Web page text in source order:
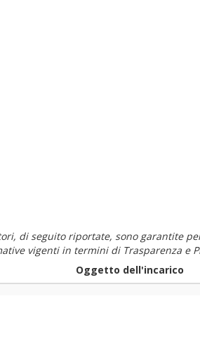
di seguito riportate, sono garantite
vigenti in termini di Trasparenza e
Oggetto dell'incarico